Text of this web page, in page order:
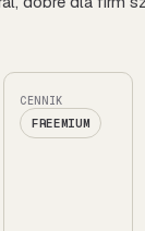
CENNIK
FREEMIUM